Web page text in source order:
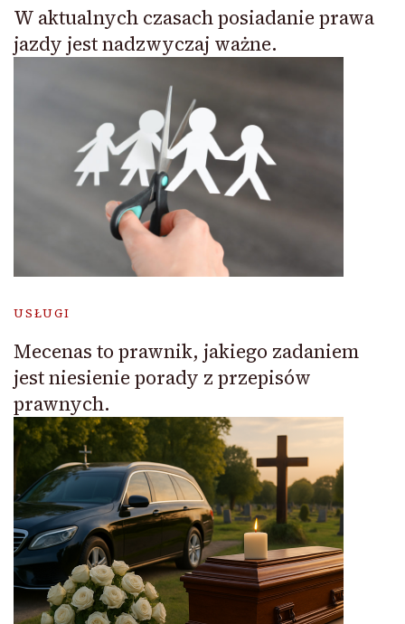
W aktualnych czasach posiadanie prawa
jazdy jest nadzwyczaj ważne.
USŁUGI
Mecenas to prawnik, jakiego zadaniem
jest niesienie porady z przepisów
prawnych.